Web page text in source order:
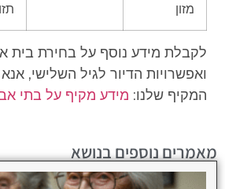
מזון
לקבלת מידע נוסף על בחירת בית
ואפשרויות הדיור לגיל השלישי,
המקיף שלנו: מידע מקיף על בתי
מאמרים נוספים בנושא